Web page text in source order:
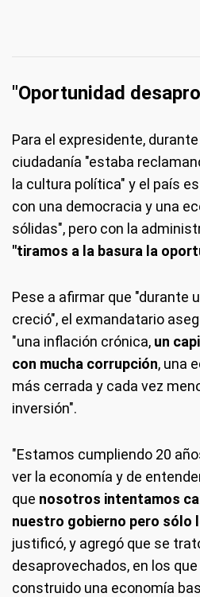
"Oportunidad
Para el expresidente,
ciudadanía "estaba
la cultura política" y el país
con una democracia y una
sólidas", pero con la
"tiramos a la basura la
Pese a afirmar que "durante
creció", el exmandatario
"una inflación crónica, un
con mucha corrupción, una
más cerrada y cada vez
inversión".
"Estamos cumpliendo 20
ver la economía y de
que nosotros intentamos
nuestro gobierno pero sólo
justificó, y agregó que se
desaprovechados, en los
construido una economía